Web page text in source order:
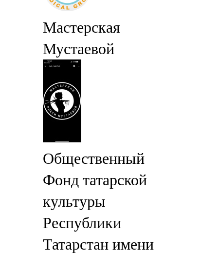
Мастерская
Мустаевой
Общественный
Фонд татарской
культуры
Республики
Татарстан имени